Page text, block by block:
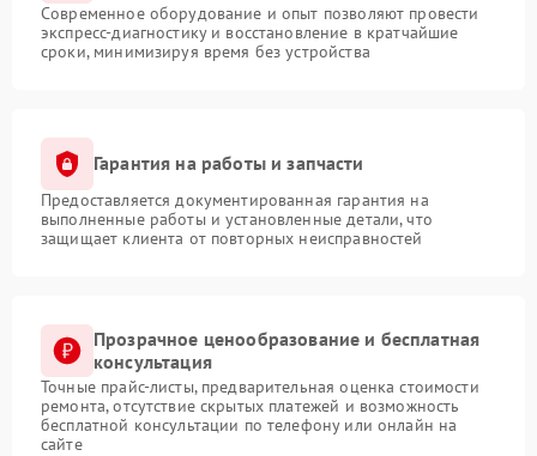
Современное оборудование и опыт позволяют провести
экспресс-диагностику и восстановление в кратчайшие
сроки, минимизируя время без устройства
Гарантия на работы и запчасти
Предоставляется документированная гарантия на
выполненные работы и установленные детали, что
защищает клиента от повторных неисправностей
Прозрачное ценообразование и бесплатная
консультация
Точные прайс-листы, предварительная оценка стоимости
ремонта, отсутствие скрытых платежей и возможность
бесплатной консультации по телефону или онлайн на
сайте